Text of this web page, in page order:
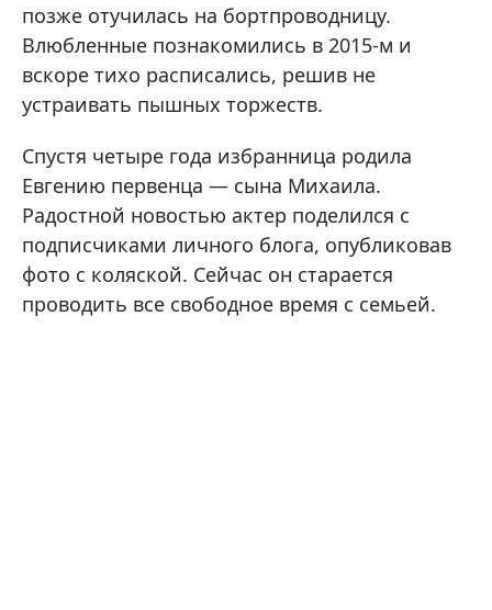
позже отучилась на бортпроводницу.
Влюбленные познакомились в 2015-м и
вскоре тихо расписались, решив не
устраивать пышных торжеств.
Спустя четыре года избранница родила
Евгению первенца — сына Михаила.
Радостной новостью актер поделился с
подписчиками личного блога, опубликовав
фото с коляской. Сейчас он старается
проводить все свободное время с семьей.